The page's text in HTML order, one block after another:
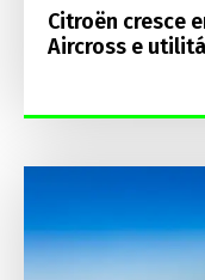
Citroën cresce
Aircross e